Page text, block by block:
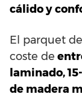
cálido y
El parquet
coste de
laminado,
de madera